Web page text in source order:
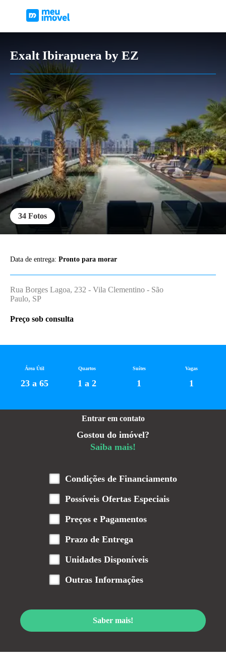
Exalt Ibirapuera by EZ
34 Fotos
Entrar em contato
Gostou do imóvel?
Saiba mais!
Condições de Financiamento
Possíveis Ofertas Especiais
Preços e Pagamentos
Prazo de Entrega
Unidades Disponíveis
Outras Informações
Saber mais!
Área Útil
23 a 65
Quartos
1 a 2
Suítes
1
Vagas
1
Data de entrega: Pronto para morar
Rua Borges Lagoa, 232 - Vila Clementino - São
Paulo, SP
Preço sob consulta